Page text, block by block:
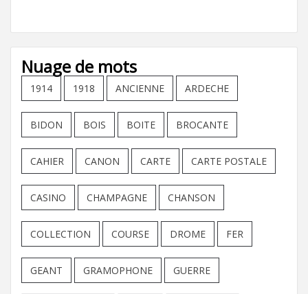
Nuage de mots
1914 1918 ANCIENNE ARDECHE
BIDON BOIS BOITE BROCANTE
CAHIER CANON CARTE CARTE POSTALE
CASINO CHAMPAGNE CHANSON
COLLECTION COURSE DROME FER
GEANT GRAMOPHONE GUERRE